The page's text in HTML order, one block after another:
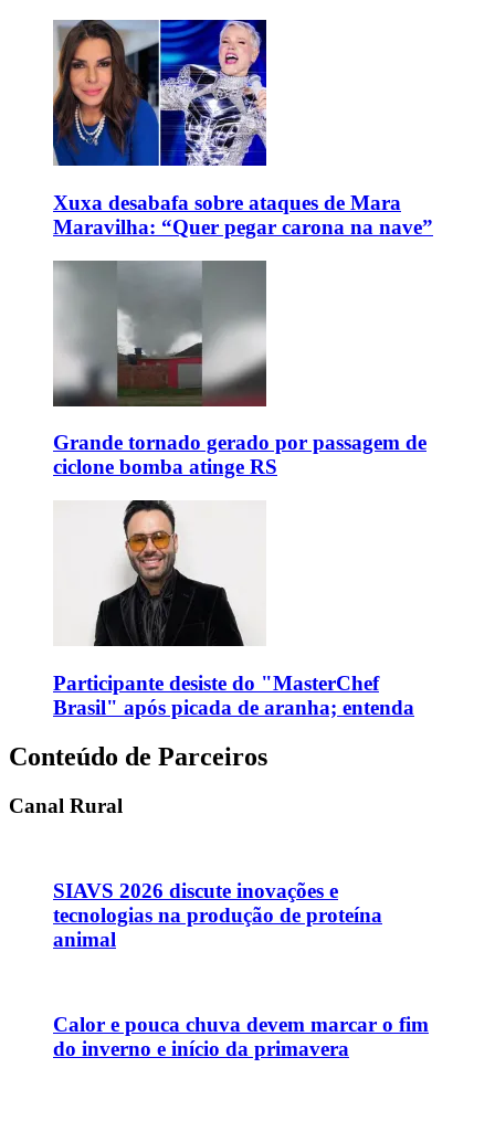
Xuxa desabafa sobre ataques de Mara
Maravilha: “Quer pegar carona na nave”
Grande tornado gerado por passagem de
ciclone bomba atinge RS
Participante desiste do "MasterChef
Brasil" após picada de aranha; entenda
Conteúdo de Parceiros
Canal Rural
SIAVS 2026 discute inovações e
tecnologias na produção de proteína
animal
Calor e pouca chuva devem marcar o fim
do inverno e início da primavera